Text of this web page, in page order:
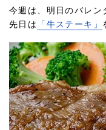
今週は、明日のバレン
先日は
「牛ステーキ」